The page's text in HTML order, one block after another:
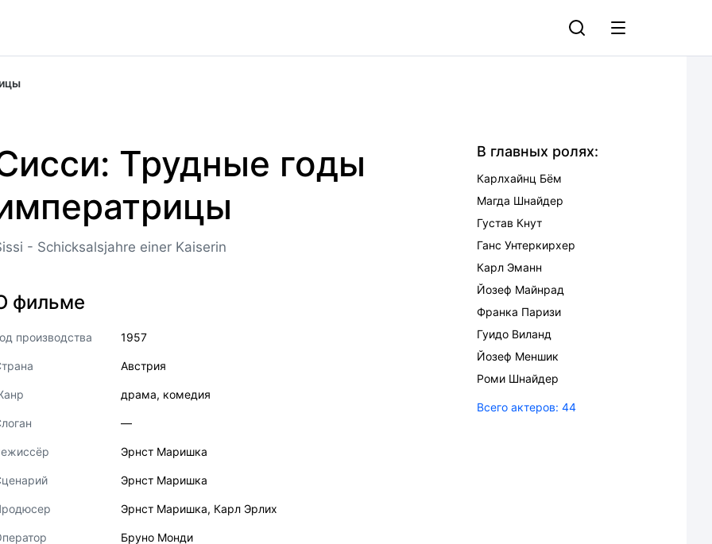
Трудные годы
- Schicksalsjahre einer Kaiserin
фильме
производства 1957
Австрия
драма, комедия
—
Эрнст Маришка
Эрнст Маришка
Эрнст Маришка, Карл Эрлих
Бруно Монди
В главных ролях:
Карлхайнц Бём
Магда Шнайдер
Густав Кнут
Ганс Унтеркирхер
Карл Эманн
Йозеф Майнрад
Франка Паризи
Гуидо Виланд
Йозеф Меншик
Роми Шнайдер
Всего актеров: 44